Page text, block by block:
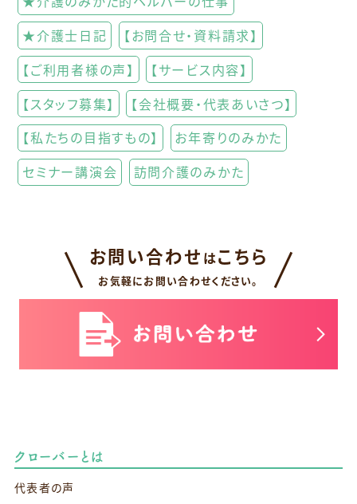
★介護士日記
【お問合せ・資料請求】
【ご利用者様の声】
【サービス内容】
【スタッフ募集】
【会社概要・代表あいさつ】
【私たちの目指すもの】
お年寄りのみかた
セミナー講演会
訪問介護のみかた
お問い合わせ はこちら
お気軽にお問い合わせください。
クローバーとは
代表者の声